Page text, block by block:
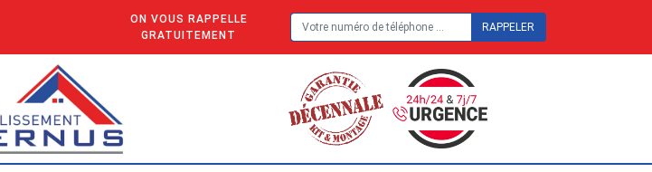
ON VOUS RAPPELLE
GRATUITEMENT